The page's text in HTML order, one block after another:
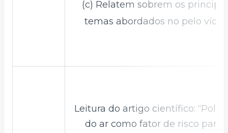
(c) Relatem sobrem os
temas abordados no pelo
Leitura do artigo científico:
do ar como fator de risco para